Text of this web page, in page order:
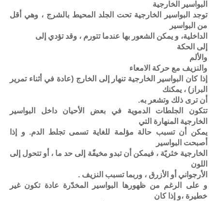
البواسير الخارجية
توجد البواسير الخارجية تحت الجلد المحيط بالشرج ، وهي أقل
من البواسير
الداخلية، و يمكن الشعور بها عندما تتورم ، وقد تؤدي إلى
إلى الحكة
والألم
والنزيف مع حركة الامعاء
إذا كان البواسير الخارجية تنهار إلى الخارج (عادة في أثناء تمرير
البراز) ، يمكنك
أن ترى ذلك وتشعر به.
تتكون الجلطات الدموية في بعض الأحيان داخل البواسير
الخارجية المنهارة التي
يمكن أن تسبب حالة مؤلمة للغاية تسمى تجلط الدم. و إذا
أصبحت البواسير
الخارجية خثريًة ، فيمكن أن تبدو مخيفًة إلى حد ما ، أو تتحول إلى
اللون
الأرجواني أو الأزرق ، وربما تسبب النزيف .
و على الرغم من ظهورها البواسير المخدّرة عادة تكون غير
خطيرة ،و إذا كان